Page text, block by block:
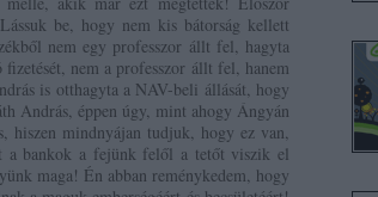
be, hogy nem kis bátorság kellett
nem egy professzor állt fel, hagyta
nem a professzor állt fel, hanem
is otthagyta a NAV-beli állását, hogy
András, éppen úgy, mint ahogy Ángyán
hiszen mindnyájan tudjuk, hogy ez van,
a bankok a fejünk felől a tetőt viszik el
maga! Én abban reménykedem, hogy